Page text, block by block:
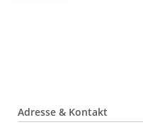
Adresse & Kontakt